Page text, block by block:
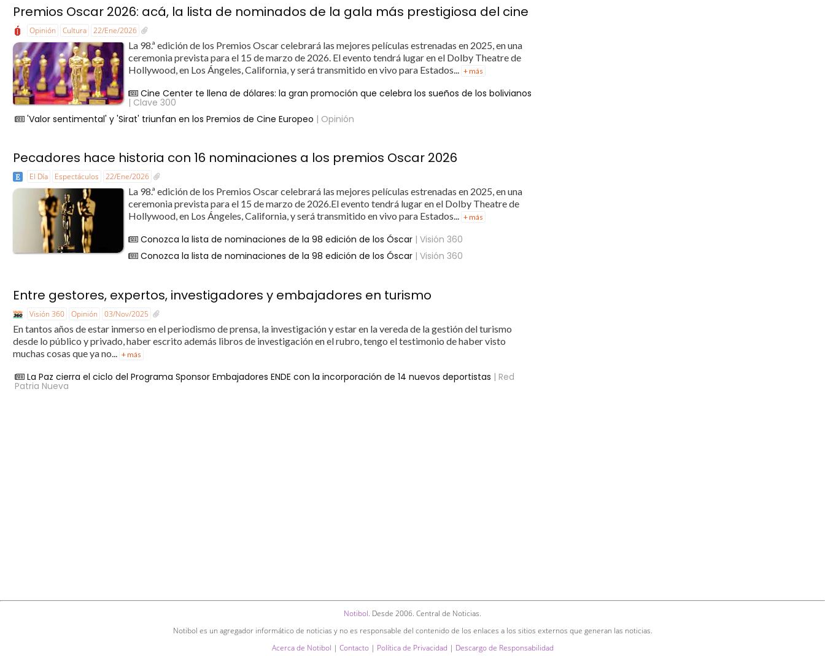
Premios Oscar 2026: acá, la lista de nominados de la gala más prestigiosa del cine
Opinión Cultura 22/Ene/2026
La 98.ª edición de los Premios Oscar celebrará las mejores películas estrenadas en 2025, en una
ceremonia prevista para el 15 de marzo de 2026. El evento tendrá lugar en el Dolby Theatre de
Hollywood, en Los Ángeles, California, y será transmitido en vivo para Estados... + más
Cine Center te llena de dólares: la gran promoción que celebra los sueños de los bolivianos
| Clave 300
'Valor sentimental' y 'Sirat' triunfan en los Premios de Cine Europeo | Opinión
Pecadores hace historia con 16 nominaciones a los premios Oscar 2026
El Día Espectáculos 22/Ene/2026
La 98.ª edición de los Premios Oscar celebrará las mejores películas estrenadas en 2025, en una
ceremonia prevista para el 15 de marzo de 2026.El evento tendrá lugar en el Dolby Theatre de
Hollywood, en Los Ángeles, California, y será transmitido en vivo para Estados... + más
Conozca la lista de nominaciones de la 98 edición de los Óscar | Visión 360
Conozca la lista de nominaciones de la 98 edición de los Óscar | Visión 360
Entre gestores, expertos, investigadores y embajadores en turismo
Visión 360 Opinión 03/Nov/2025
En tantos años de estar inmerso en el periodismo de prensa, la investigación y estar en la vereda de la gestión del turismo
desde lo público y privado, haber escrito además libros de investigación en el rubro, tengo el testimonio de haber visto
muchas cosas que ya no...
+ más
La Paz cierra el ciclo del Programa Sponsor Embajadores ENDE con la incorporación de 14 nuevos deportistas | Red
Patria Nueva
Notibol. Desde 2006. Central de Noticias.
Notibol es un agregador informático de noticias y no es responsable del contenido de los enlaces a los sitios externos que generan las noticias.
Acerca de Notibol | Contacto| Política de Privacidad | Descargo de Responsabilidad